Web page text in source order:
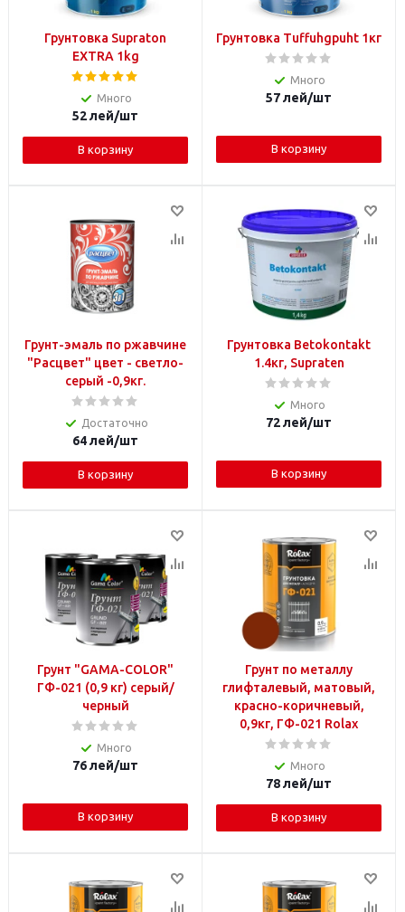
Грунтовка Supraton
EXTRA 1kg
Много
52лей/шт
В корзину
Грунтовка Tuffuhgpuht 1кг
Много
57лей/шт
В корзину
Грунт-эмаль по ржавчине
"Расцвет" цвет - светло-
серый -0,9кг.
Достаточно
64лей/шт
В корзину
Грунтовка Betokontakt
1.4кг, Supraten
Много
72лей/шт
В корзину
Грунт "GAMA-COLOR"
ГФ-021 (0,9 кг) серый/
черный
Много
76лей/шт
В корзину
Грунт по металлу
глифталевый, матовый,
красно-коричневый,
0,9кг, ГФ-021 Rolax
Много
78лей/шт
В корзину